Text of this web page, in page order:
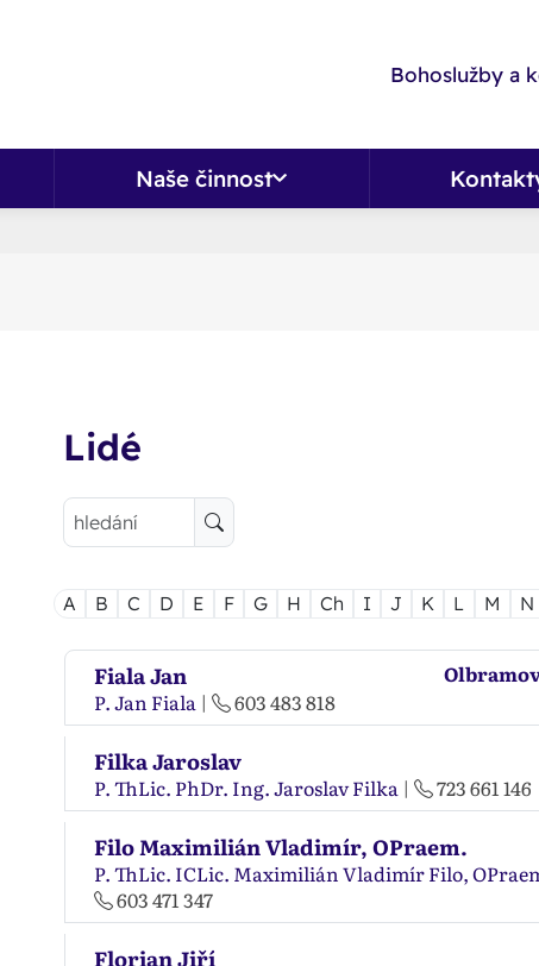
Naše činnost
Bohoslužby a
Lidé
A B C D E F G H Ch I J K L M N
Fiala Jan
P. Jan Fiala| 603 483 818
Filka Jaroslav
P. ThLic. PhDr. Ing. Jaroslav Filka| 723 661 146
Filo Maximilián Vladimír, OPraem.
P. ThLic. ICLic. Maximilián Vladimír Filo,
603 471 347
Florian Jiří